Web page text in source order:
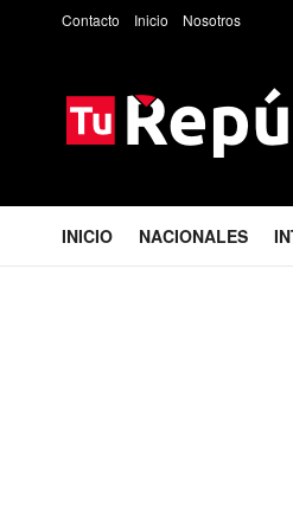
Contacto Inicio Nosotros
INICIO NACIONALES